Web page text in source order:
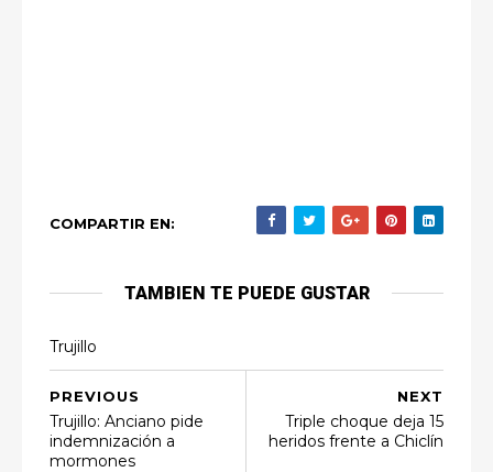
COMPARTIR EN:
TAMBIEN TE PUEDE GUSTAR
Trujillo
NEXT
Triple choque deja 15
heridos frente a Chiclín
PREVIOUS
Trujillo: Anciano pide
indemnización a
mormones